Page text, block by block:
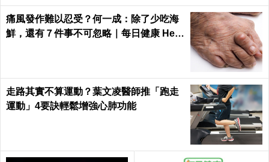
痛風發作難以忍受？何一成：除了少吃海
鮮，還有７件事不可忽略｜每日健康 Heal
走路其實不算運動？葉文凌醫師推「跑走
運動」4要訣輕鬆增強心肺功能